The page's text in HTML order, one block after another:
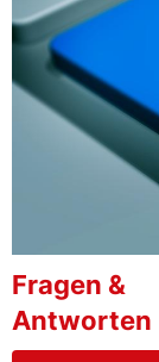
Fragen &
Antworten